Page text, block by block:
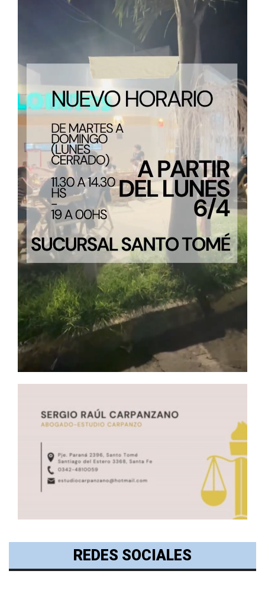
REDES SOCIALES